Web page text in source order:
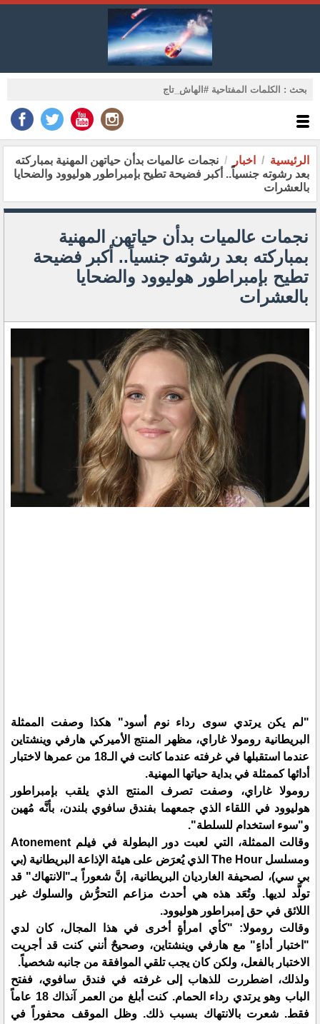
الرئيسية اخبار
نجمات عالميات بدأن حياتهن المهنية بمباركته
بعد رشوته جنسياً.. أكبر فضيحة تطيح بإمبراطور هوليوود والضحايا
بالعشرات
نجمات عالميات بدأن حياتهن المهنية
بمباركته بعد رشوته جنسياً.. أكبر فضيحة
تطيح بإمبراطور هوليوود والضحايا
بالعشرات
"لم يكن يرتدي سوى رداء نوم أسود" هكذا وصفت الممثلة
البريطانية رومولا غاراي، مظهر المنتج الأميركي هارفي وينشتاين
عندما استقبلها في غرفته عندما كانت في الـ18 من عمرها لاختبار
أدائها كممثلة في بداية حياتها المهنية.
رومولا غاراي، وصفت تصرف المنتج الذي يلقب بإمبراطور
هوليوود في اللقاء الذي جمعهما بفندق سافوي بلندن، بأنَّه مُهين
و"سوء استخدام للسلطة".
وقالت الممثلة، التي لعبت دور البطولة في فيلم Atonement
ومسلسل The Hour الذي يُعرَض على هيئة الإذاعة البريطانية (بي
بي سي)، لصحيفة الغارديان البريطانية، إنَّ شعوراً بـ"الانتهاك" قد
تولَّد لديها. وتُعَد هذه هي أحدث مزاعم التحرُّش والسلوك غير
اللائق في حق إمبراطور هوليوود.
وقالت رومولا: "كأي امرأةٍ أخرى في هذا المجال، كان لدي
"اختبار أداءٍ" مع هارفي وينشتاين، وصحيحٌ أنني كنت قد أجريت
الاختبار بالفعل، ولكن كان يجب تلقي الموافقة من جانبه شخصياً.
ولذلك، اضطررت للذهاب إلى غرفته في فندق سافوي، ففتح
الباب وهو يرتدي رداء الحمام. كنت أبلغ من العمر آنذاك 18 عاماً
فقط. شعرت بالانتهاك بسبب ذلك. وظل الموقف محفوراً في